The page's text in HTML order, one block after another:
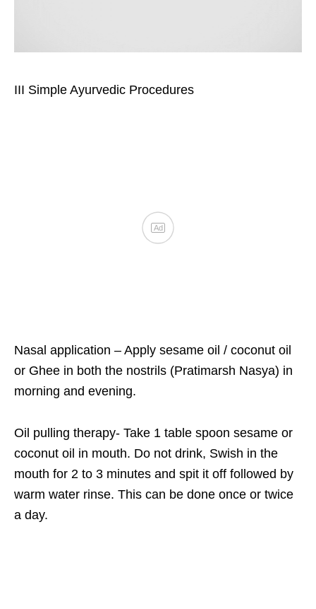
III Simple Ayurvedic Procedures
Nasal application – Apply sesame oil / coconut oil
or Ghee in both the nostrils (Pratimarsh Nasya) in
morning and evening.
Oil pulling therapy- Take 1 table spoon sesame or
coconut oil in mouth. Do not drink, Swish in the
mouth for 2 to 3 minutes and spit it off followed by
warm water rinse. This can be done once or twice
a day.